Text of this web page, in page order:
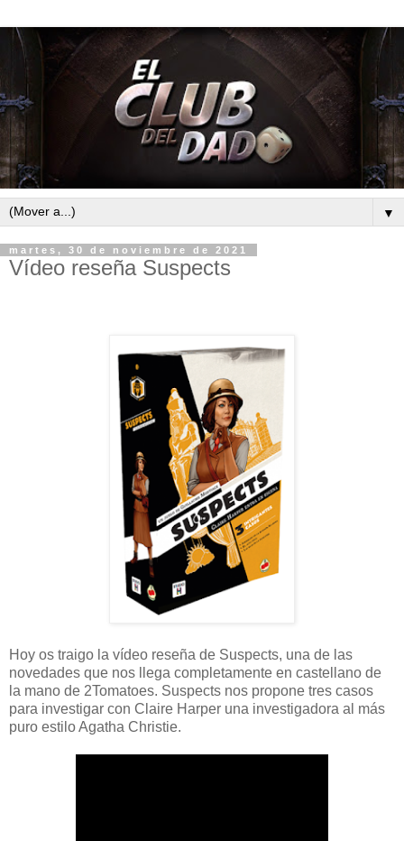
▼
martes, 30 de noviembre de 2021
Vídeo reseña Suspects
Hoy os traigo la vídeo reseña de Suspects, una de las
novedades que nos llega completamente en castellano de
la mano de 2Tomatoes. Suspects nos propone tres casos
para investigar con Claire Harper una investigadora al más
puro estilo Agatha Christie.